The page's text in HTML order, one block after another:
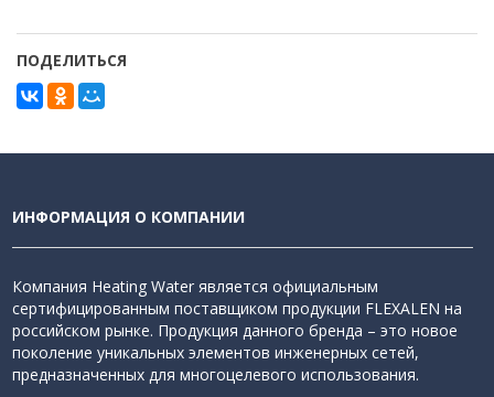
ПОДЕЛИТЬСЯ
ИНФОРМАЦИЯ О КОМПАНИИ
Компания Heating Water является официальным
сертифицированным поставщиком продукции FLEXALEN на
российском рынке. Продукция данного бренда – это новое
поколение уникальных элементов инженерных сетей,
предназначенных для многоцелевого использования.